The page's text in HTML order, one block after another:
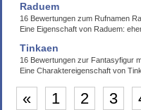
Raduem
16 Bewertungen zum Rufnamen
Eine Eigenschaft von Raduem:
Tinkaen
16 Bewertungen zur Fantasyfigur
Eine Charaktereigenschaft von
« 1 2 3